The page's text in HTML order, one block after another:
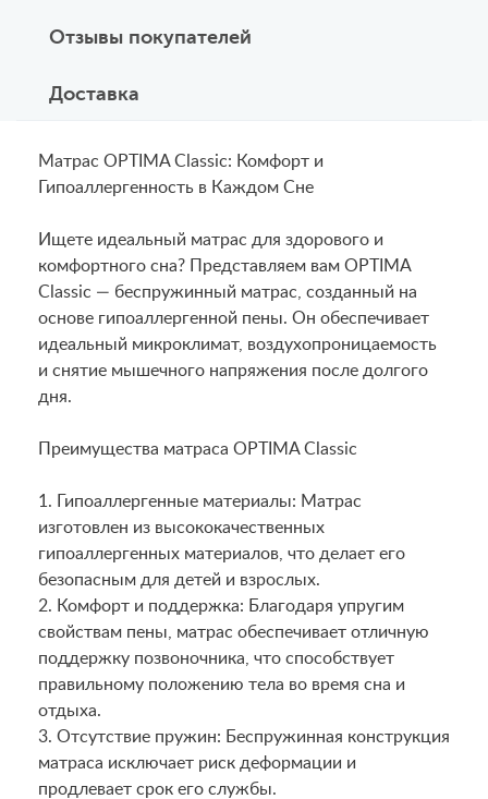
Отзывы покупателей
Доставка
Матрас OPTIMA Classic: Комфорт и
Гипоаллергенность в Каждом Сне
Ищете идеальный матрас для здорового и
комфортного сна? Представляем вам OPTIMA
Classic — беспружинный матрас, созданный на
основе гипоаллергенной пены. Он обеспечивает
идеальный микроклимат, воздухопроницаемость
и снятие мышечного напряжения после долгого
дня.
Преимущества матраса OPTIMA Classic
1. Гипоаллергенные материалы: Матрас
изготовлен из высококачественных
гипоаллергенных материалов, что делает его
безопасным для детей и взрослых.
2. Комфорт и поддержка: Благодаря упругим
свойствам пены, матрас обеспечивает отличную
поддержку позвоночника, что способствует
правильному положению тела во время сна и
отдыха.
3. Отсутствие пружин: Беспружинная конструкция
матраса исключает риск деформации и
продлевает срок его службы.